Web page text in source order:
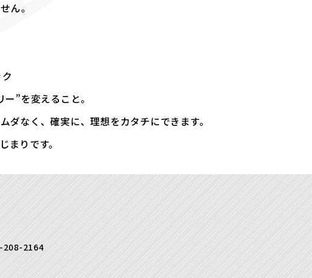
ん。
”を変えること。
なく、確実に、理想をカタチにできます。
まりです。
208-2164